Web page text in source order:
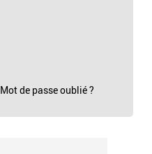
Mot de passe oublié ?